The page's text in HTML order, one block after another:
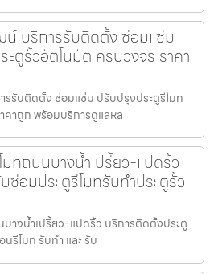
น์ บริการรับติดตั้ง ซ่อมแซ่ม
ตูรั้วอัตโนมัติ ครบวงจร ราคา
รับติดตั้ง ซ่อมแซ่ม ปรับปรุงประตูรีโมท
คาถูก พร้อมบริการดูแลหล
ทถนนบางน้ำเปรี้ยว-แปดริ้ว
ซ่อมประตูรีโมทรับทำประตูรั้ว
างน้ำเปรี้ยว-แปดริ้ว บริการติดตั้งประตู
รีโมท รับทำ และ รับ